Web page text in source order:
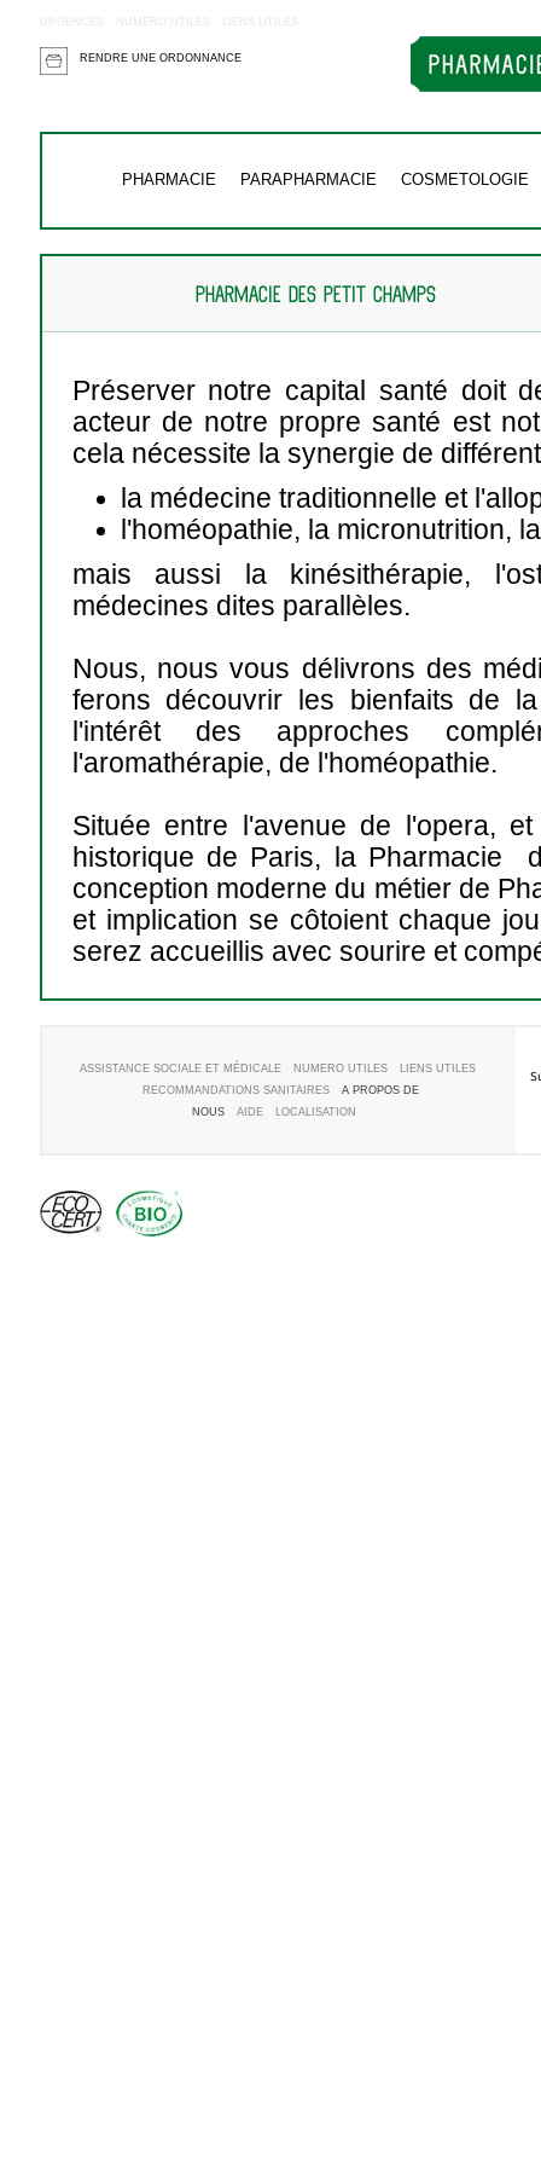
URGENCES NUMERO UTILES LIENS UTILES
RENDRE UNE ORDONNANCE
PHARMACIE PARAPHARMACIE COSMETOLOGIE
PHARMACIE DES PETIT CHAMPS
Préserver notre capital santé doit
acteur de notre propre santé est
cela nécessite la synergie de
la médecine traditionnelle et
l'homéopathie, la micronutrition,
mais aussi la kinésithérapie,
médecines dites parallèles.
Nous, nous vous délivrons des
ferons découvrir les bienfaits de
l'intérêt des approches
l'aromathérapie, de l'homéopathie.
Située entre l'avenue de l'opera,
historique de Paris, la Pharmacie
conception moderne du métier de
et implication se côtoient chaque
serez accueillis avec sourire et
ASSISTANCE SOCIALE ET MÉDICALE NUMERO UTILES
LIENS UTILES
RECOMMANDATIONS SANITAIRES
A PROPOS DE
NOUS
AIDE LOCALISATION